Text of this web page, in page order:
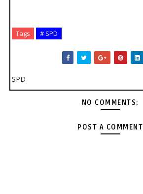
Tags # SPD
SPD
NO COMMENTS:
POST A COMMENT